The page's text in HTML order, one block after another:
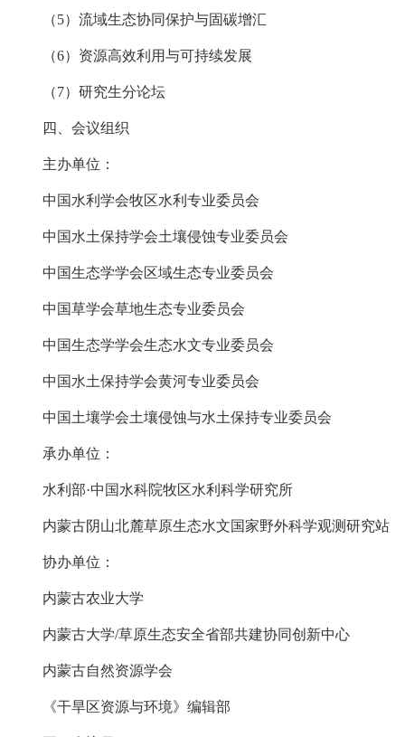
（5）流域生态协同保护与固碳增汇
（6）资源高效利用与可持续发展
（7）研究生分论坛
四、会议组织
主办单位：
中国水利学会牧区水利专业委员会
中国水土保持学会土壤侵蚀专业委员会
中国生态学学会区域生态专业委员会
中国草学会草地生态专业委员会
中国生态学学会生态水文专业委员会
中国水土保持学会黄河专业委员会
中国土壤学会土壤侵蚀与水土保持专业委员会
承办单位：
水利部·中国水科院牧区水利科学研究所
内蒙古阴山北麓草原生态水文国家野外科学观测研究站
协办单位：
内蒙古农业大学
内蒙古大学/草原生态安全省部共建协同创新中心
内蒙古自然资源学会
《干旱区资源与环境》编辑部